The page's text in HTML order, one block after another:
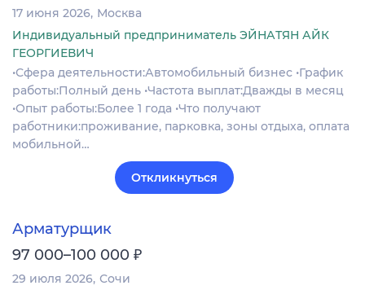
17 июня 2026 Москва
Индивидуальный предприниматель ЭЙНАТЯН АЙК
ГЕОРГИЕВИЧ
•Сфера деятельности:Автомобильный бизнес •График
работы:Полный день •Частота выплат:Дважды в месяц
•Опыт работы:Более 1 года •Что получают
работники:проживание, парковка, зоны отдыха, оплата
мобильной…
Откликнуться
Арматурщик
97 000–100 000 ₽
29 июля 2026 Сочи